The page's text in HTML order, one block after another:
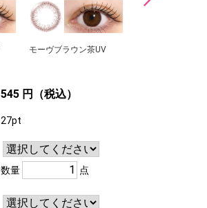
モーヴブラウン茶UV
545 円（税込）
27pt
数量 点